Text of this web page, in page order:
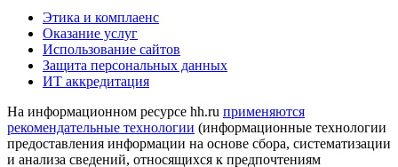
Этика и комплаенс
Оказание услуг
Использование сайтов
Защита персональных данных
ИТ аккредитация
На информационном ресурсе hh.ru применяются
рекомендательные технологии (информационные технологии
предоставления информации на основе сбора, систематизации
и анализа сведений, относящихся к предпочтениям